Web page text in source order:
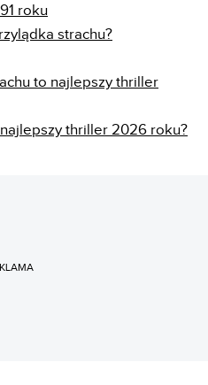
roku
strachu?
to najlepszy thriller
thriller 2026 roku?